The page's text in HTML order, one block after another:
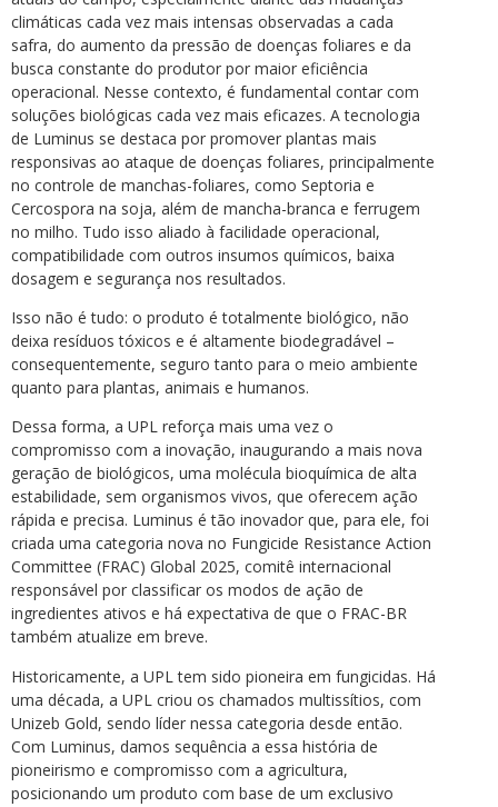
climáticas cada vez mais intensas observadas a cada
safra, do aumento da pressão de doenças foliares e da
busca constante do produtor por maior eficiência
operacional. Nesse contexto, é fundamental contar com
soluções biológicas cada vez mais eficazes. A tecnologia
de Luminus se destaca por promover plantas mais
responsivas ao ataque de doenças foliares, principalmente
no controle de manchas-foliares, como Septoria e
Cercospora na soja, além de mancha-branca e ferrugem
no milho. Tudo isso aliado à facilidade operacional,
compatibilidade com outros insumos químicos, baixa
dosagem e segurança nos resultados.
Isso não é tudo: o produto é totalmente biológico, não
deixa resíduos tóxicos e é altamente biodegradável –
consequentemente, seguro tanto para o meio ambiente
quanto para plantas, animais e humanos.
Dessa forma, a UPL reforça mais uma vez o
compromisso com a inovação, inaugurando a mais nova
geração de biológicos, uma molécula bioquímica de alta
estabilidade, sem organismos vivos, que oferecem ação
rápida e precisa. Luminus é tão inovador que, para ele, foi
criada uma categoria nova no Fungicide Resistance Action
Committee (FRAC) Global 2025, comitê internacional
responsável por classificar os modos de ação de
ingredientes ativos e há expectativa de que o FRAC-BR
também atualize em breve.
Historicamente, a UPL tem sido pioneira em fungicidas. Há
uma década, a UPL criou os chamados multissítios, com
Unizeb Gold, sendo líder nessa categoria desde então.
Com Luminus, damos sequência a essa história de
pioneirismo e compromisso com a agricultura,
posicionando um produto com base de um exclusivo